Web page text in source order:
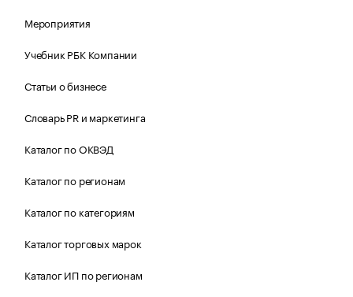
Мероприятия
Учебник РБК Компании
Статьи о бизнесе
Словарь PR и маркетинга
Каталог по ОКВЭД
Каталог по регионам
Каталог по категориям
Каталог торговых марок
Каталог ИП по регионам